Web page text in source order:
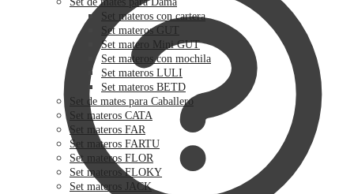
Set materos con cartera
Set materos GUT
Set matero Mini GUT
Set materos con mochila
Set materos LULI
Set materos BETD
Set de mates para Caballero
Set materos CATA
Set materos FAR
Set materos FARTU
Set materos FLOR
Set materos FLOKY
Set materos JACK